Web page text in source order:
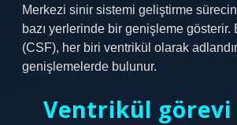
Merkezi sinir sistemi geliştirme
bazı yerlerinde bir genişleme gösterir.
(CSF), her biri ventrikül olarak
genişlemelerde bulunur.
Ventrikül görevi